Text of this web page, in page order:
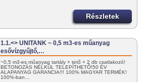
Részletek
1.1.<> UNITANK ~ 0,5 m3-es műanyag
esővízgyűjtő,…
~0,5 m3-es műanyag tartály + tető + 2 db csatlakozó!
BETONOZÁS NÉLKÜL TELEPÍTHETŐ!50 ÉV
ALAPANYAG GARANCIA!!! 100% MAGYAR TERMÉK!
100%-ban…